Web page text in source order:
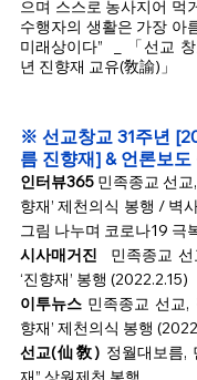
으며 스스로 농사지어 먹
수행자의 생활은 가장 아
미래상이다”  _ 「선교
년 진향재 교유(敎諭)」
※ 선교창교 31주년
름 진향재] & 언론보도
인터뷰365 민족종교 선교
향재’ 제천의식 봉행 / 벽
그림 나누며 코로나19 극
시사매거진
민족종교
‘진향재’ 봉행 (2022.2.15)
이투뉴스 민족종교 선교,
향재’ 제천의식 봉행
선교(仙敎) 정월대보름,